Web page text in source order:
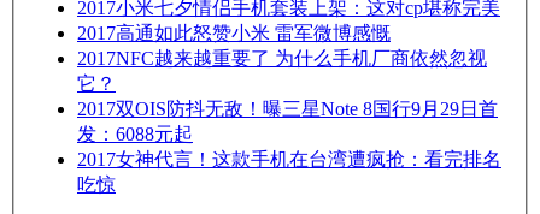
2017小米七夕情侣手机套装上架：这对cp堪称完美
2017高通如此怒赞小米 雷军微博感慨
2017NFC越来越重要了 为什么手机厂商依然忽视
它？
2017双OIS防抖无敌！曝三星Note 8国行9月29日首
发：6088元起
2017女神代言！这款手机在台湾遭疯抢：看完排名
吃惊